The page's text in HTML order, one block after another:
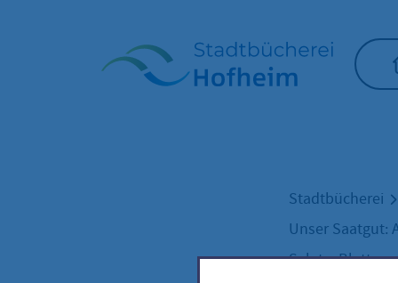
Stadtbücherei
Unser Saatgut:
Salate, Blatt-